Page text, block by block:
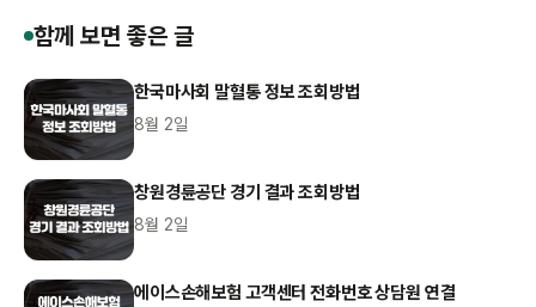
함께 보면 좋은 글
한국마사회 말혈통 정보 조회방법
8월 2일
창원경륜공단 경기 결과 조회방법
8월 2일
에이스손해보험 고객센터 전화번호 상담원 연결